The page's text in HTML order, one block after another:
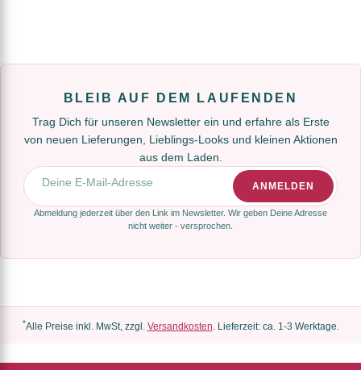
BLEIB AUF DEM LAUFENDEN
Trag Dich für unseren Newsletter ein und erfahre als Erste
von neuen Lieferungen, Lieblings-Looks und kleinen Aktionen
aus dem Laden.
E-Mail-Adresse
ANMELDEN
Abmeldung jederzeit über den Link im Newsletter. Wir geben Deine Adresse
nicht weiter - versprochen.
*Alle Preise inkl. MwSt, zzgl. Versandkosten. Lieferzeit: ca. 1-3 Werktage.